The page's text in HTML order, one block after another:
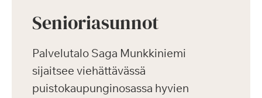
Senioriasunnot
Palvelutalo Saga Munkkiniemi
sijaitsee viehättävässä
puistokaupunginosassa hyvien